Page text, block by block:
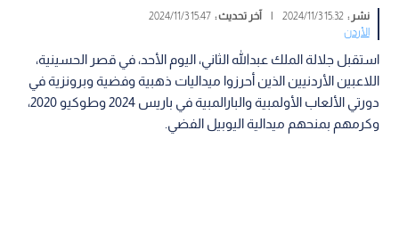
نشر :15:32 2024/11/3 آخر تحديث :15:47 2024/11/3
الأردن
استقبل جلالة الملك عبدالله الثاني، اليوم الأحد، في قصر الحسينية،
اللاعبين الأردنيين الذين أحرزوا ميداليات ذهبية وفضية وبرونزية في
دورتي الألعاب الأولمبية والبارالمبية في باريس 2024 وطوكيو 2020،
وكرمهم بمنحهم ميدالية اليوبيل الفضي.